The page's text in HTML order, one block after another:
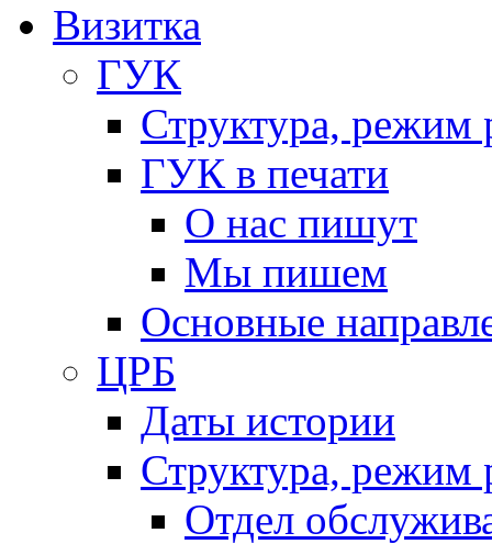
Визитка
ГУК
Структура, режим
ГУК в печати
О нас пишут
Мы пишем
Основные
ЦРБ
Даты истории
Структура, режим
Отдел